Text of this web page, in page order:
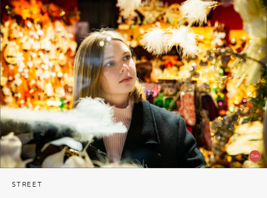
STREET